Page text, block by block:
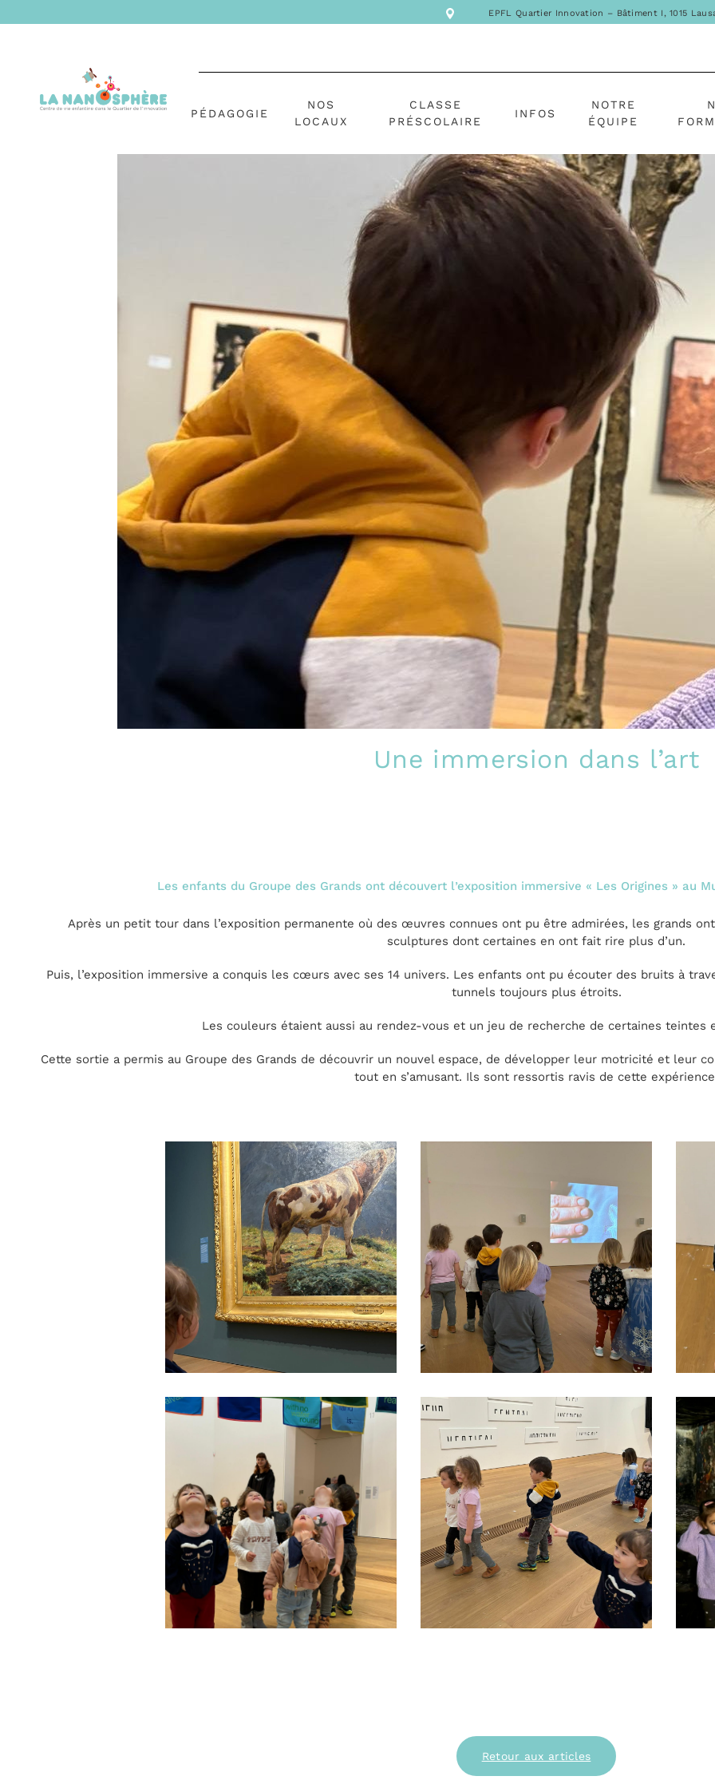
EPFL Quartier Innovation – Bâtiment I, 1015
PÉDAGOGIE
NOS
LOCAUX
CLASSE
PRÉSCOLAIRE
INFOS
NOTRE
ÉQUIPE
Une immersion dans l’art
Les enfants du Groupe des Grands ont découvert l’exposition immersive « Les Origines » au
Après un petit tour dans l’exposition permanente où des œuvres connues ont pu être admirées, les grands
sculptures dont certaines en ont fait rire plus d’un.
Puis, l’exposition immersive a conquis les cœurs avec ses 14 univers. Les enfants ont pu écouter des bruits à
tunnels toujours plus étroits.
Les couleurs étaient aussi au rendez-vous et un jeu de recherche de certaines teintes
Cette sortie a permis au Groupe des Grands de découvrir un nouvel espace, de développer leur motricité et leur
tout en s’amusant. Ils sont ressortis ravis de cette
Retour aux articles